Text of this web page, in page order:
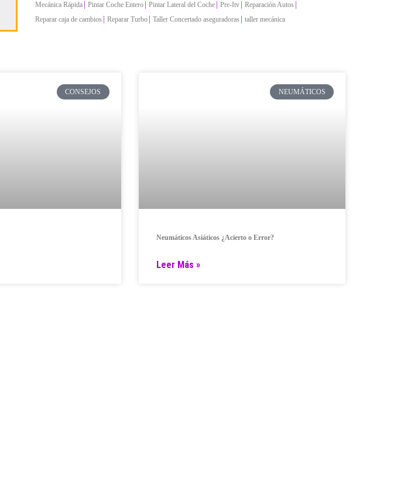
Mecánica Rápida Pintar Coche Entero Pintar Lateral del Coche Pre-Itv Reparación Autos
Reparar caja de cambios Reparar Turbo Taller Concertado aseguradoras taller mecánica
CONSEJOS NEUMÁTICOS
Neumáticos Asiáticos ¿Acierto o Error?
Leer Más »